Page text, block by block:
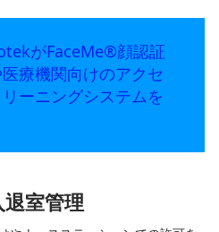
がFaceMe®顔認証
療機関向けのアクセ
ーニングシステムを
室管理